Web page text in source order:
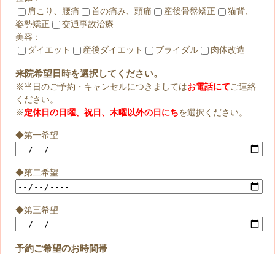
肩こり、腰痛
首の痛み、頭痛 産後骨盤矯正
猫背、
姿勢矯正
交通事故治療
美容：
ダイエット
産後ダイエット ブライダル 肉体改造
来院希望日時を選択してください。
※当日のご予約・キャンセルにつきましてはお電話にてご連絡
ください。
※定休日の日曜、祝日、木曜以外の日にちを選択ください。
◆第一希望
◆第二希望
◆第三希望
予約ご希望のお時間帯